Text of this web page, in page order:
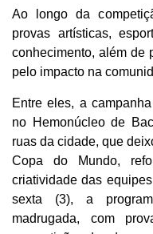
Ao longo da
provas artísticas,
conhecimento, além de
pelo impacto na
Entre eles, a
no Hemonúcleo de
ruas da cidade, que
Copa do Mundo,
criatividade das
sexta (3), a
madrugada, com